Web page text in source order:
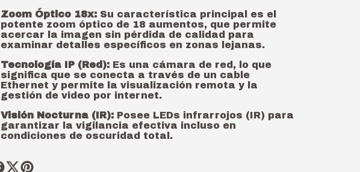
Zoom Óptico 18x: Su característica principal es el
potente zoom óptico de 18 aumentos, que permite
acercar la imagen sin pérdida de calidad para
examinar detalles específicos en zonas lejanas.
Tecnología IP (Red): Es una cámara de red, lo que
significa que se conecta a través de un cable
Ethernet y permite la visualización remota y la
gestión de video por internet.
Visión Nocturna (IR): Posee LEDs infrarrojos (IR) para
garantizar la vigilancia efectiva incluso en
condiciones de oscuridad total.